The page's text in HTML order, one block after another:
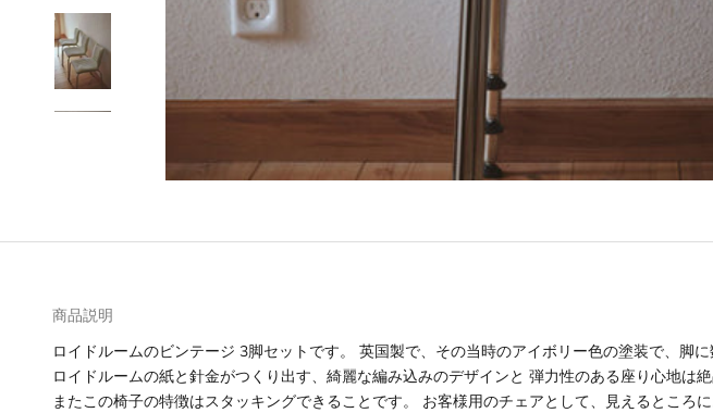
商品説明
ロイドルームのビンテージ 3脚セットです。 英国製で、その当時のアイボリー色の塗装で、脚
ロイドルームの紙と針金がつくり出す、綺麗な編み込みのデザインと 弾力性のある座り心地は
またこの椅子の特徴はスタッキングできることです。 お客様用のチェアとして、見えるとこ